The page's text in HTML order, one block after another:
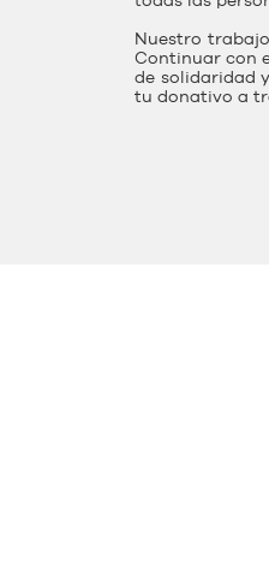
Nuestro
Continuar con
de solidaridad
tu donativo a